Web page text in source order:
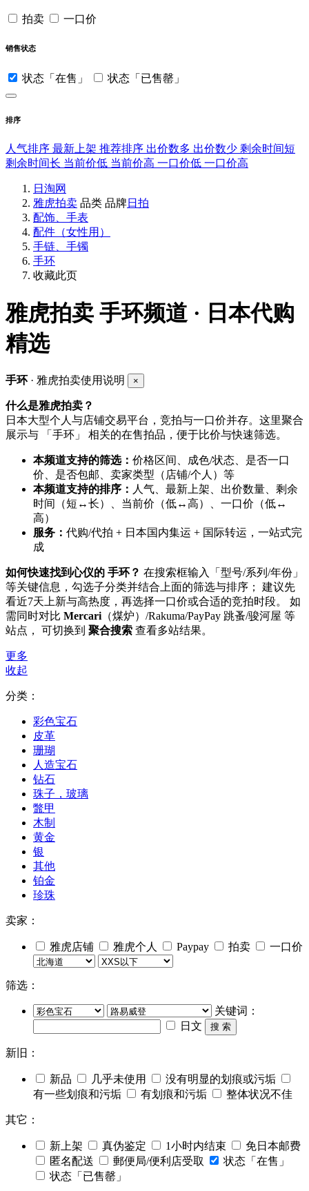
拍卖 一口价
销售状态
状态「在售」 状态「已售罄」
排序
人气排序 最新上架 推荐排序 出价数多 出价数少 剩余时间短
剩余时间长 当前价低 当前价高 一口价低 一口价高
日淘网
雅虎拍卖 品类 品牌日拍
配饰、手表
配件（女性用）
手链、手镯
手环
收藏此页
雅虎拍卖 手环频道 · 日本代购
精选
手环 · 雅虎拍卖使用说明 ×
什么是雅虎拍卖？
日本大型个人与店铺交易平台，竞拍与一口价并存。这里聚合
展示与 「手环」 相关的在售拍品，便于比价与快速筛选。
本频道支持的筛选： 价格区间、成色/状态、是否一口
价、是否包邮、卖家类型（店铺/个人）等
本频道支持的排序： 人气、最新上架、出价数量、剩余
时间（短↔长）、当前价（低↔高）、一口价（低↔
高）
服务： 代购/代拍 + 日本国内集运 + 国际转运，一站式完
成
如何快速找到心仪的 手环？ 在搜索框输入「型号/系列/年份」
等关键信息，勾选子分类并结合上面的筛选与排序； 建议先
看近7天上新与高热度，再选择一口价或合适的竞拍时段。 如
需同时对比 Mercari （煤炉）/Rakuma/PayPay 跳蚤/骏河屋 等
站点， 可切换到 聚合搜索 查看多站结果。
更多
收起
分类：
彩色宝石
皮革
珊瑚
人造宝石
钻石
珠子，玻璃
鼈甲
木制
黄金
银
其他
铂金
珍珠
卖家：
雅虎店铺 雅虎个人 Paypay 拍卖 一口价
筛选：
关键词：
日文
搜 索
新旧：
新品 几乎未使用
没有明显的划痕或污垢
有一些划痕和污垢
有划痕和污垢 整体状况不佳
其它：
新上架 真伪鉴定 1小时内结束
免日本邮费
匿名配送
郵便局/便利店受取
状态「在售」
状态「已售罄」